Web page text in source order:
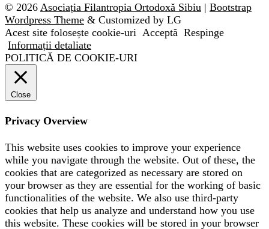
© 2026 Asociația Filantropia Ortodoxă Sibiu | Bootstrap
Wordpress Theme & Customized by LG
Acest site folosește cookie-uri Acceptă Respinge
Informații detaliate
POLITICĂ DE COOKIE-URI
Close
Privacy Overview
This website uses cookies to improve your experience
while you navigate through the website. Out of these, the
cookies that are categorized as necessary are stored on
your browser as they are essential for the working of basic
functionalities of the website. We also use third-party
cookies that help us analyze and understand how you use
this website. These cookies will be stored in your browser